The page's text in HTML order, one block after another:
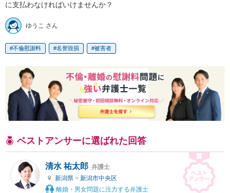
に支払わなければいけませんか？
ゆうこ さん
不倫慰謝料 名誉毀損 被害者
ベストアンサーに選ばれた回答
清水 祐太郎 弁護士
新潟県 > 新潟市中央区
離婚・男女問題に注力する弁護士